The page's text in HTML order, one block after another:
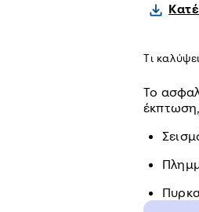
Τι
Το
έκπτωση,